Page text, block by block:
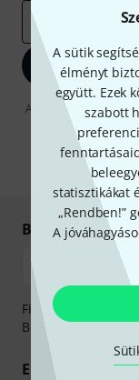
A sütik
élményt
együtt. Ezek
szabott
statisztikákat
„Rendben!”
A
e-mail cím
A "Bejelentkezés"
önnek
Biztonságos
Fizessen
Betéti- vagy
Előnyök